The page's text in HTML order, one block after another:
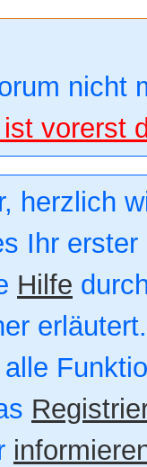
nicht
vorerst
herzlich
Ihr
Hilfe